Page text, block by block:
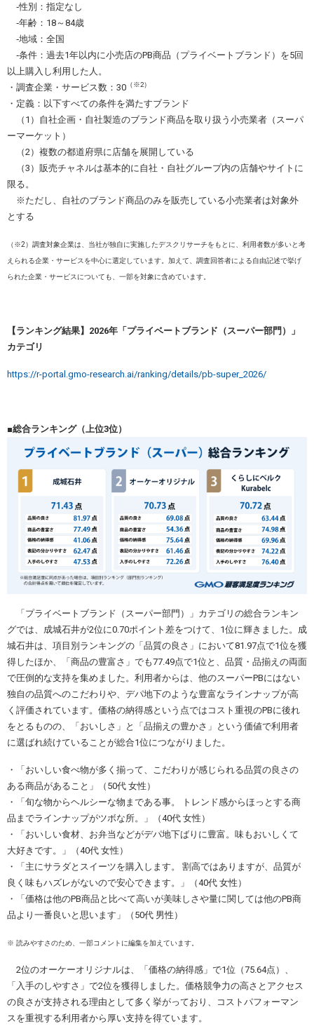
‐性別：指定なし
‐年齢：18～84歳
‐地域：全国
‐条件：過去1年以内に小売店のPB商品（プライベートブランド）を5回
以上購入し利用した人。
・調査企業・サービス数：30 （※2）
・定義：以下すべての条件を満たすブランド
（1）自社企画・自社製造のブランド商品を取り扱う小売業者（スーパ
ーマーケット）
（2）複数の都道府県に店舗を展開している
（3）販売チャネルは基本的に自社・自社グループ内の店舗やサイトに
限る。
※ただし、自社のブランド商品のみを販売している小売業者は対象外
とする
（※2）調査対象企業は、当社が独自に実施したデスクリサーチをもとに、利用者数が多いと考
えられる企業・サービスを中心に選定しています。加えて、調査回答者による自由記述で挙げ
られた企業・サービスについても、一部を対象に含めています。
【ランキング結果】2026年「プライベートブランド（スーパー部門）」
カテゴリ
https://r-portal.gmo-research.ai/ranking/details/pb-super_2026/
■総合ランキング（上位3位）
「プライベートブランド（スーパー部門）」カテゴリの総合ランキン
グでは、成城石井が2位に0.70ポイント差をつけて、1位に輝きました。成
城石井は、項目別ランキングの「品質の良さ」において81.97点で1位を獲
得したほか、「商品の豊富さ」でも77.49点で1位と、品質・品揃えの両面
で圧倒的な支持を集めました。利用者からは、他のスーパーPBにはない
独自の品質へのこだわりや、デパ地下のような豊富なラインナップが高
く評価されています。価格の納得感という点ではコスト重視のPBに後れ
をとるものの、「おいしさ」と「品揃えの豊かさ」という価値で利用者
に選ばれ続けていることが総合1位につながりました。
・「おいしい食べ物が多く揃って、こだわりが感じられる品質の良さの
ある商品があること」（50代 女性）
・「旬な物からヘルシーな物まである事。 トレンド感からほっとする商
品までラインナップがツボな所。」（40代 女性）
・「おいしい食材、お弁当などがデパ地下ばりに豊富。味もおいしくて
大好きです。」（40代 女性）
・「主にサラダとスイーツを購入します。 割高ではありますが、品質が
良く味もハズレがないので安心できます。」（40代 女性）
・「価格は他のPB商品と比べて高いが美味しさや量に関しては他のPB商
品より一番良いと思います」（50代 男性）
※ 読みやすさのため、一部コメントに編集を加えています。
2位のオーケーオリジナルは、「価格の納得感」で1位（75.64点）、
「入手のしやすさ」で2位を獲得しました。価格競争力の高さとアクセス
の良さが支持される理由として多く挙がっており、コストパフォーマン
スを重視する利用者から厚い支持を得ています。